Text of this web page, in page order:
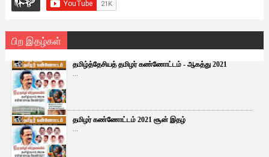
பிற இதழ்கள்
தமிழ்த்தேசியத் தமிழர் கண்ணோட்டம் - ஆகத்து 2021
...
தமிழர் கண்ணோட்டம் 2021 சூன் இதழ்
...